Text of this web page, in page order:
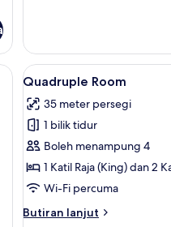
Suite
meja, kalis bunyi, seterika/papan
Lihat
semua
foto
untuk
Quadruple
Room
3
Quadruple Room
35 meter persegi
1 bilik tidur
Boleh menampung 4
1 Katil Raja (King) dan 2
Wi-Fi percuma
Butiran lanjut
Butiran